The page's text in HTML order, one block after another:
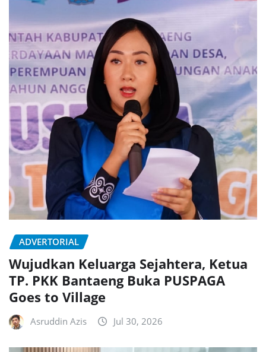
ADVERTORIAL
Wujudkan Keluarga Sejahtera, Ketua
TP. PKK Bantaeng Buka PUSPAGA
Goes to Village
Asruddin Azis Jul 30, 2026